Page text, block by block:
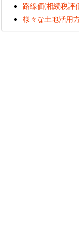
路線価(相続税評
様々な土地活用